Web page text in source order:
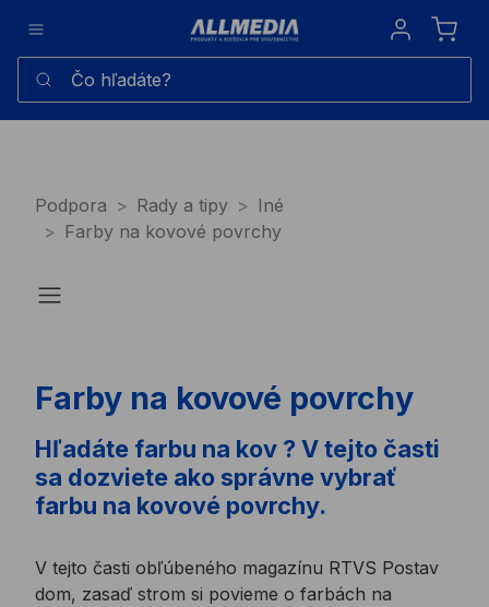
Sign in
Čo hľadáte?
Podpora Rady a tipy
Iné
Farby na kovové povrchy
Farby na kovové povrchy
Hľadáte farbu na kov ? V tejto časti
sa dozviete ako správne vybrať
farbu na kovové povrchy.
V tejto časti obľúbeného magazínu RTVS Postav
dom, zasaď strom si povieme o farbách na